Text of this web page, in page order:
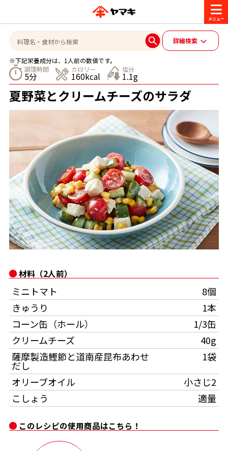
商品情報
ブランド一覧
ヤマキ『めんつゆ』 ヤマキ 割烹白だし
旨さ、別格。だし屋の鍋
サッと鍋® 楽チン鍋®
レシピ
おいしいレシピを探す
おいしいレシピトップ
主食レシピ
主菜レシピ
汁物レシピ
おいしいレシピを商品から探す
かつお節レシピ
めんつゆレシピ
割烹白だしレシピ
レシピ特設サイト
かつお節・だしを楽しむ
かつお節・だしを知る
だしの取り方
かつお節の削り方
かつお節・だしをもっと知る
かつお節・だしを楽しむ
だしコミュ
CM・キャンペーン
キャンペーン一覧
企業・採用情報
企業情報
- 百年対話
採用情報
- ジョブリターン制
お問い合わせ
ヤマキお客様相談室
オンラインショップ
Global
詳細検索
※下記栄養成分は、1人前の数値です。
調理時間
5分
カロリー
160kcal
塩分
1.1g
夏野菜とクリームチーズのサラダ
このレシピの使用商品はこちら！
材料（2人前）
ミニトマト
8個
きゅうり
1本
コーン缶（ホール）
1/3缶
クリームチーズ
40g
薩摩製造鰹節と道南産昆布あわせ
だし
1袋
オリーブオイル
小さじ2
こしょう
適量